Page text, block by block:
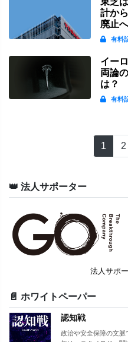
計か
廃止
有料
イー
両論
は？
有料
1 2
👑 法人サポーター
法人サポ
📄 ホワイトペーパー
認知戦
政治や安全保障の文脈